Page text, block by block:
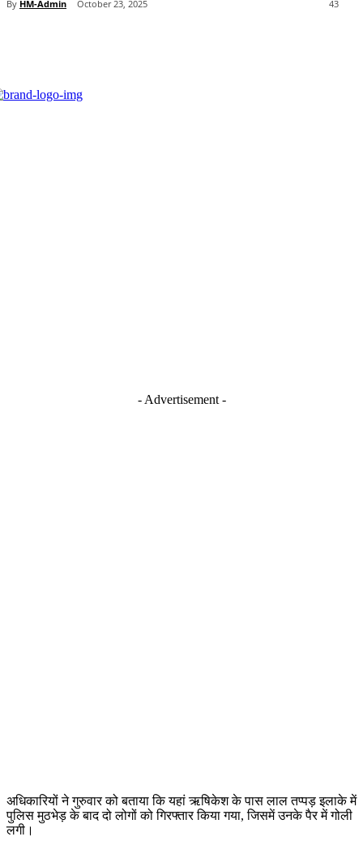
By HM-Admin October 23, 2025 43
- Advertisement -
अधिकारियों ने गुरुवार को बताया कि यहां ऋषिकेश के पास लाल तप्पड़ इलाके में
पुलिस मुठभेड़ के बाद दो लोगों को गिरफ्तार किया गया, जिसमें उनके पैर में गोली
लगी।